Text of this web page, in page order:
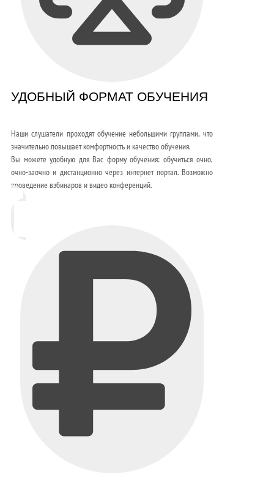
УДОБНЫЙ ФОРМАТ ОБУЧЕНИЯ
Наши слушатели проходят обучение небольшими группами, что
значительно повышает комфортность и качество обучения.
Вы можете удобную для Вас форму обучения: обучиться очно,
очно-заочно и дистанционно через интернет портал. Возможно
проведение вэбинаров и видео конференций.